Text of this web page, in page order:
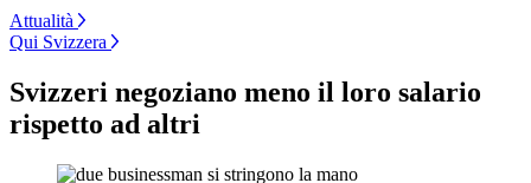
Attualità
Qui Svizzera
Svizzeri negoziano meno il loro salario
rispetto ad altri